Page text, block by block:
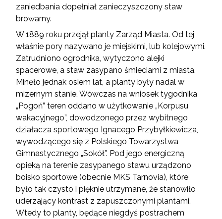
zaniedbania dopełniał zanieczyszczony staw
browarny.
W 1889 roku przejął planty Zarząd Miasta. Od tej
właśnie pory nazywano je miejskimi, lub kolejowymi.
Zatrudniono ogrodnika, wytyczono alejki
spacerowe, a staw zasypano śmieciami z miasta.
Minęło jednak osiem lat, a planty były nadal w
mizernym stanie. Wówczas na wniosek tygodnika
„Pogoń” teren oddano w użytkowanie „Korpusu
wakacyjnego”, dowodzonego przez wybitnego
działacza sportowego Ignacego Przybyłkiewicza,
wywodzącego się z Polskiego Towarzystwa
Gimnastycznego „Sokół”. Pod jego energiczną
opieką na terenie zasypanego stawu urządzono
boisko sportowe (obecnie MKS Tarnovia), które
było tak czysto i pięknie utrzymane, że stanowiło
uderzający kontrast z zapuszczonymi plantami.
Wtedy to planty, będące niegdyś postrachem